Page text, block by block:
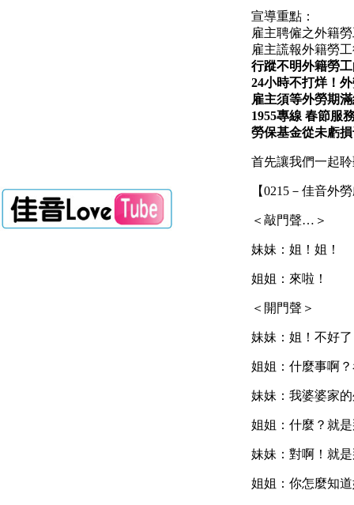
宣導重點：
雇主聘僱之外籍
雇主謊報外籍勞
行蹤不明外籍勞
24小時不打烊！
雇主須等外勞期
1955專線 春節服
勞保基金從未虧
首先讓我們一起
【0215－佳音外
＜敲門聲… ＞
妹妹：姐！姐！
姐姐：來啦！
＜開門聲＞
妹妹：姐！不好
姐姐：什麼事啊
妹妹：我婆婆家
姐姐：什麼？就
妹妹：對啊！就
姐姐：你怎麼知